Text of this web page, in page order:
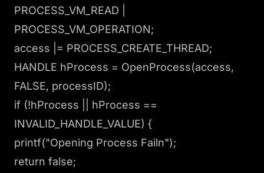
PROCESS_VM_READ |
PROCESS_VM_OPERATION;
access |= PROCESS_CREATE_THREAD;
HANDLE hProcess = OpenProcess(access,
FALSE, processID);
if (!hProcess || hProcess ==
INVALID_HANDLE_VALUE) {
printf("Opening Process Failn");
return false;